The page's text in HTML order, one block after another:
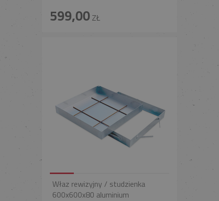
599,00ZŁ
Właz rewizyjny / studzienka
600x600x80 aluminium